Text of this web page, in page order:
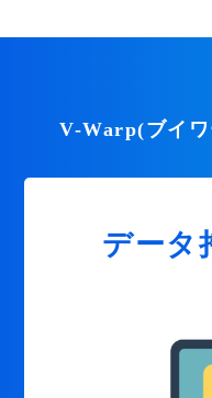
V-Warp(ブイ
データ